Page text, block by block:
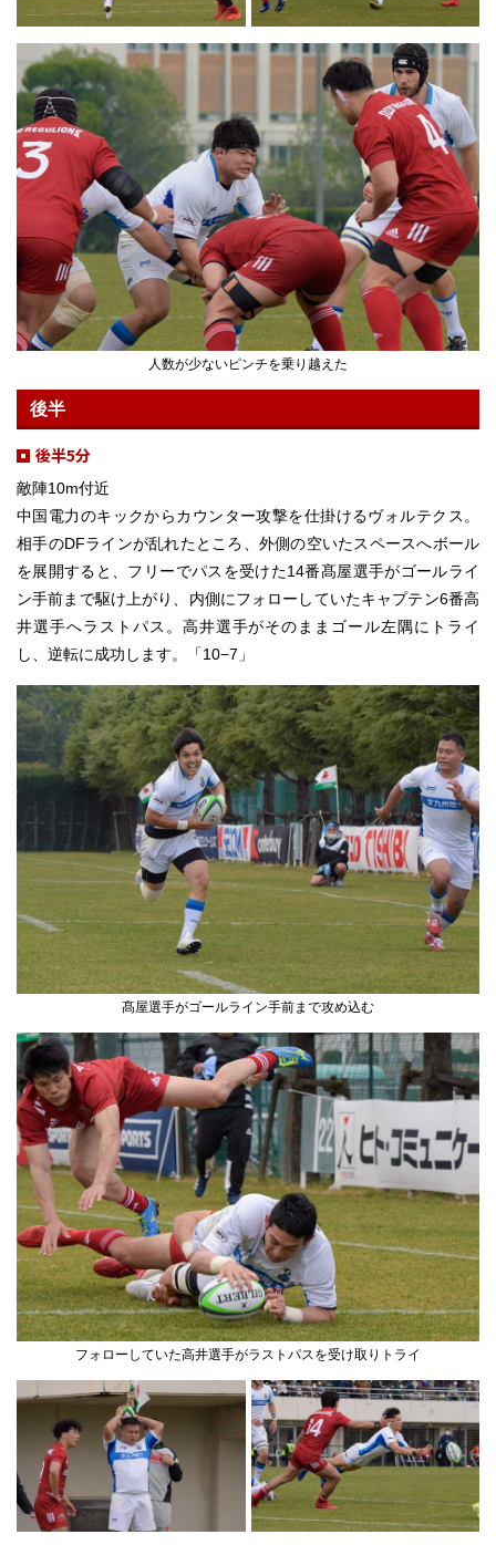
人数が少ないピンチを乗り越えた
後半
後半5分
敵陣10m付近
中国電力のキックからカウンター攻撃を仕掛けるヴォルテクス。
相手のDFラインが乱れたところ、外側の空いたスペースへボール
を展開すると、フリーでパスを受けた14番髙屋選手がゴールライ
ン手前まで駆け上がり、内側にフォローしていたキャプテン6番高
井選手へラストパス。高井選手がそのままゴール左隅にトライ
し、逆転に成功します。「10−7」
髙屋選手がゴールライン手前まで攻め込む
フォローしていた高井選手がラストパスを受け取りトライ